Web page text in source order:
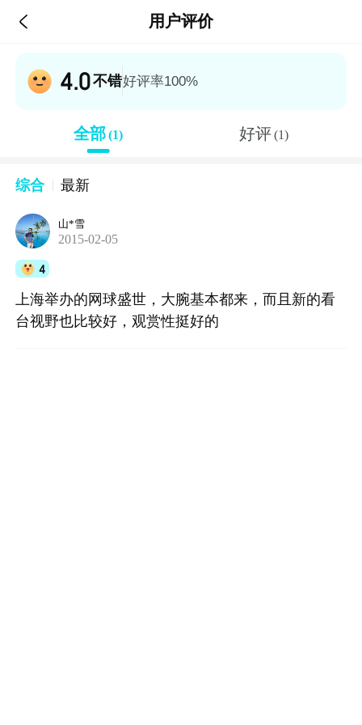
 用户评价
4.0不错好评率100%
全部(1) 好评(1)
综合 最新
山*雪
2015-02-05
4
上海举办的网球盛世，大腕基本都来，而且新的看
台视野也比较好，观赏性挺好的